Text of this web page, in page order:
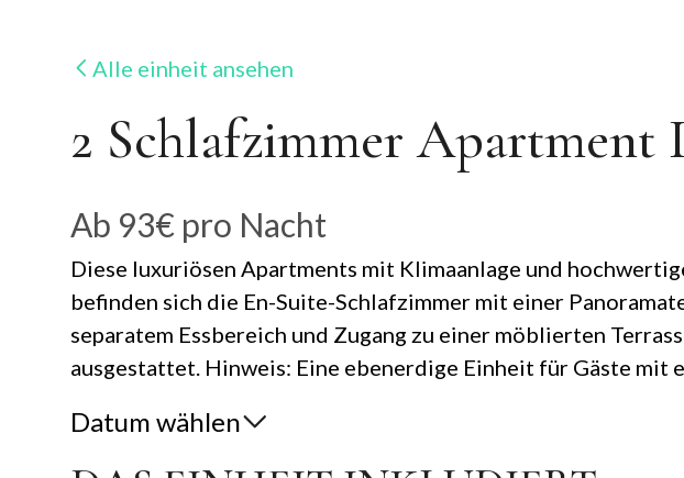
Alle einheit ansehen
2 Schlafzimmer Apartment
Ab 93€ pro Nacht
Diese luxuriösen Apartments mit Klimaanlage und
befinden sich die En-Suite-Schlafzimmer mit einer
separatem Essbereich und Zugang zu einer möblierten
ausgestattet. Hinweis: Eine ebenerdige Einheit für Gäste
Datum wählen